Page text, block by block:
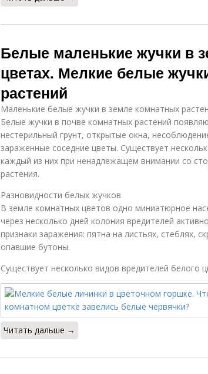
Белые маленькие жучки в
цветах. Мелкие белые
растений
Маленькие белые жучки в земле комнатных
Белые жучки в почве комнатных растений
нестерильный грунт, открытые окна,
зараженные соседние цветы. Существует
каждый из них при ненадлежащем внимании со
растения.
Разновидности белых жучков
В земле комнатных цветов одно миниатюрное
через несколько дней колония вредителей
признаки заражения: пятна на листьях, стеблях,
опавшие бутоны.
Существует несколько видов вредителей белого
Читать дальше →